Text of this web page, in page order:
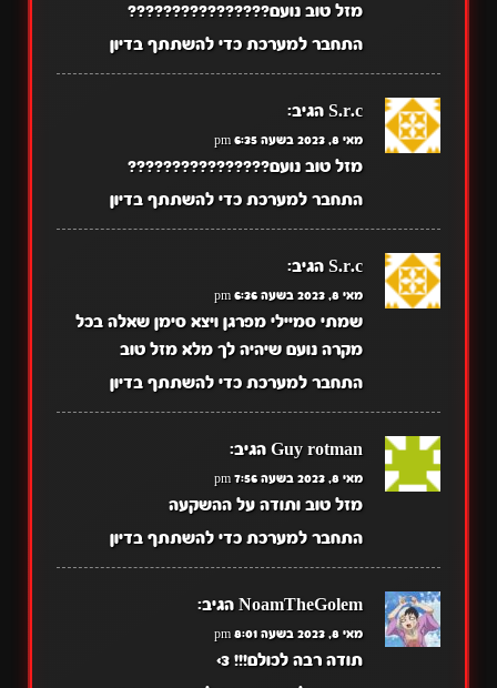
מזל טוב נועם????????????????
התחבר למערכת כדי להשתתף בדיון
S.r.c הגיב:
מאי 8, 2023 בשעה 6:35 pm
מזל טוב נועם????????????????
התחבר למערכת כדי להשתתף בדיון
S.r.c הגיב:
מאי 8, 2023 בשעה 6:36 pm
שמתי סמיילי מפרגן ויצא סימן שאלה בכל
מקרה נועם שיהיה לך מלא מזל טוב
התחבר למערכת כדי להשתתף בדיון
Guy rotman הגיב:
מאי 8, 2023 בשעה 7:56 pm
מזל טוב ותודה על ההשקעה
התחבר למערכת כדי להשתתף בדיון
NoamTheGolem הגיב:
מאי 8, 2023 בשעה 8:01 pm
תודה רבה לכולם!!! 3>